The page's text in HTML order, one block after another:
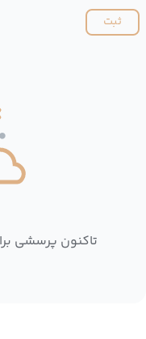
ثبت
تاکنون پرسشی